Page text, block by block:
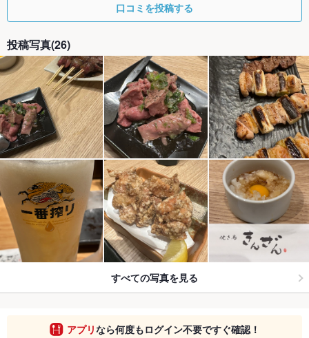
口コミを投稿する
投稿写真(26)
すべての写真を見る
アプリなら何度もログイン不要ですぐ確認！